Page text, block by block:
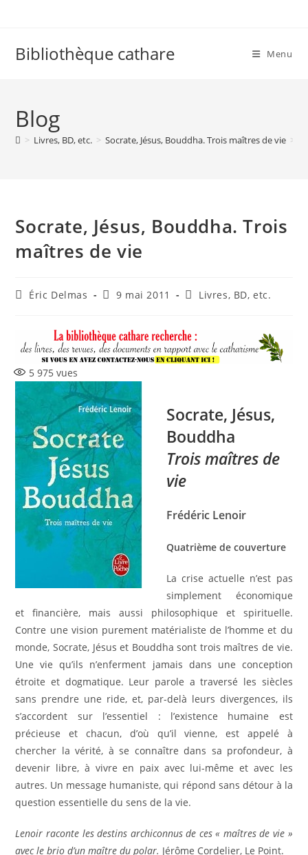
Bibliothèque cathare Menu
Blog
> Livres, BD, etc. > Socrate, Jésus, Bouddha. Trois maîtres de vie >
Socrate, Jésus, Bouddha. Trois
maîtres de vie
Auteur/autrice
publication :
Éric Delmas
Publication
9 mai 2011
PostLivres, BD, etc.
5 975 vues
Socrate, Jésus,
Bouddha
Trois maîtres de
vie
Frédéric Lenoir
Quatrième de couverture
La crise actuelle n’est pas
simplement économique
et financière, mais aussi philosophique et spirituelle.
Contre une vision purement matérialiste de l’homme et du
monde, Socrate, Jésus et Bouddha sont trois maîtres de vie.
Une vie qu’ils n’enferment jamais dans une conception
étroite et dogmatique. Leur parole a traversé les siècles
sans prendre une ride, et, par-delà leurs divergences, ils
s’accordent sur l’essentiel : l’existence humaine est
précieuse et chacun, d’où qu’il vienne, est appelé à
chercher la vérité, à se connaître dans sa profondeur, à
devenir libre, à vivre en paix avec lui-même et avec les
autres. Un message humaniste, qui répond sans détour à la
question essentielle du sens de la vie.
Lenoir raconte les destins archiconnus de ces « maîtres de vie »
avec le brio d’un maître du polar. Jérôme Cordelier, Le Point.